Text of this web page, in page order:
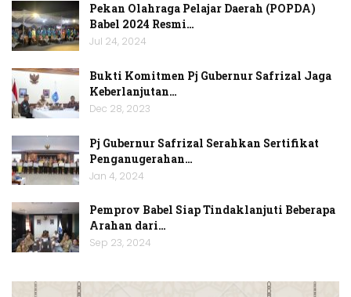
Pekan Olahraga Pelajar Daerah (POPDA)
Babel 2024 Resmi…
Jul 24, 2024
Bukti Komitmen Pj Gubernur Safrizal Jaga
Keberlanjutan…
Dec 28, 2023
Pj Gubernur Safrizal Serahkan Sertifikat
Penganugerahan…
Jan 4, 2024
Pemprov Babel Siap Tindaklanjuti Beberapa
Arahan dari…
Sep 23, 2024